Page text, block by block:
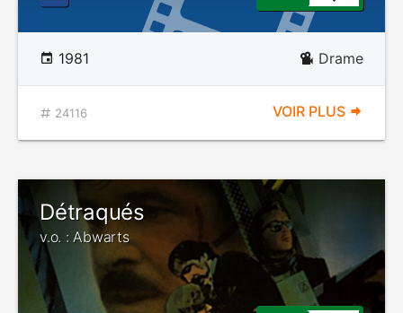
1981 Drame
24116 VOIR PLUS
Détraqués
v.o. : Abwarts